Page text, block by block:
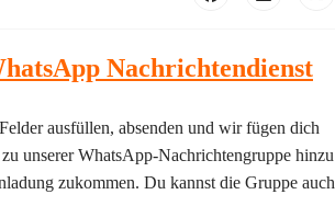
Nachrichtendienst
ausfüllen, absenden und wir fügen dich
unserer WhatsApp-Nachrichtengruppe hinzu
zukommen. Du kannst die Gruppe auch